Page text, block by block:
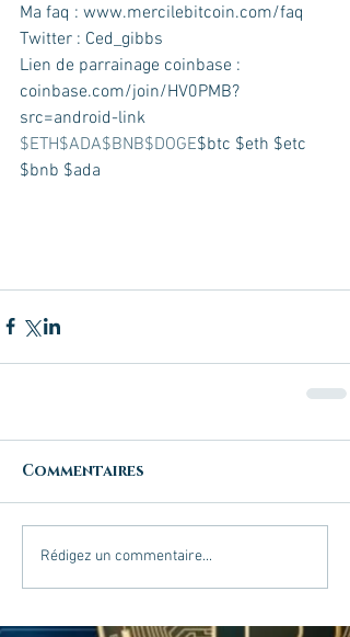
Ma faq : www.mercilebitcoin.com/faq
Twitter : Ced_gibbs
Lien de parrainage coinbase :
coinbase.com/join/HV0PMB?
src=android-link
$ETH$ADA$BNB$DOGE$btc $eth $etc
$bnb $ada
Commentaires
Rédigez un commentaire...